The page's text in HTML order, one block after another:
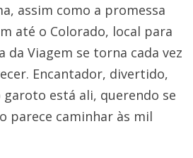
assim como a promessa
até o Colorado, local para
Viagem se torna cada vez
Encantador, divertido,
está ali, querendo se
parece caminhar às mil